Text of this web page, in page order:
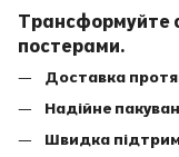
Трансформуйте
постерами.
Доставка
Надійне
Швидка